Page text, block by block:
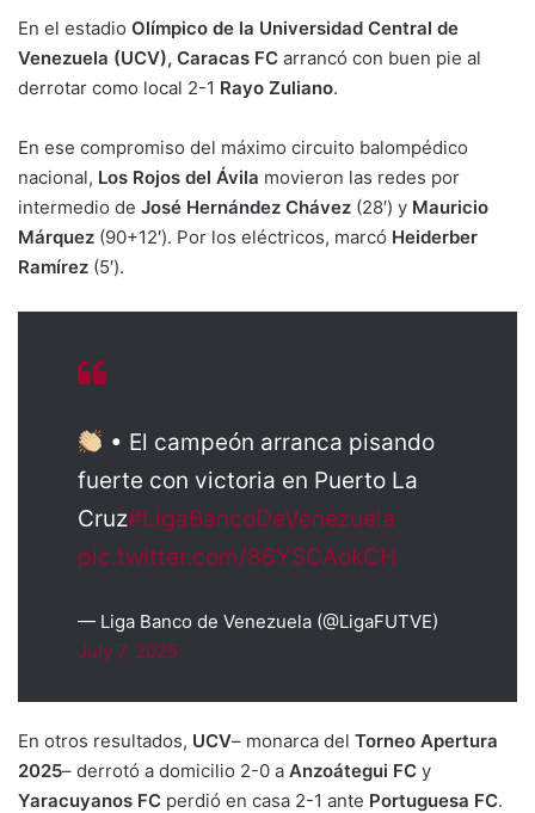
En el estadio Olímpico de la Universidad Central de
Venezuela (UCV), Caracas FC arrancó con buen pie al
derrotar como local 2-1 Rayo Zuliano.
En ese compromiso del máximo circuito balompédico
nacional, Los Rojos del Ávila movieron las redes por
intermedio de José Hernández Chávez (28′) y Mauricio
Márquez (90+12′). Por los eléctricos, marcó Heiderber
Ramírez (5′).
• El campeón arranca pisando
fuerte con victoria en Puerto La
Cruz#LigaBancoDeVenezuela
pic.twitter.com/86YSCAokCH
— Liga Banco de Venezuela (@LigaFUTVE)
July 7, 2025
En otros resultados, UCV– monarca del Torneo Apertura
2025– derrotó a domicilio 2-0 a Anzoátegui FC y
Yaracuyanos FC perdió en casa 2-1 ante Portuguesa FC.